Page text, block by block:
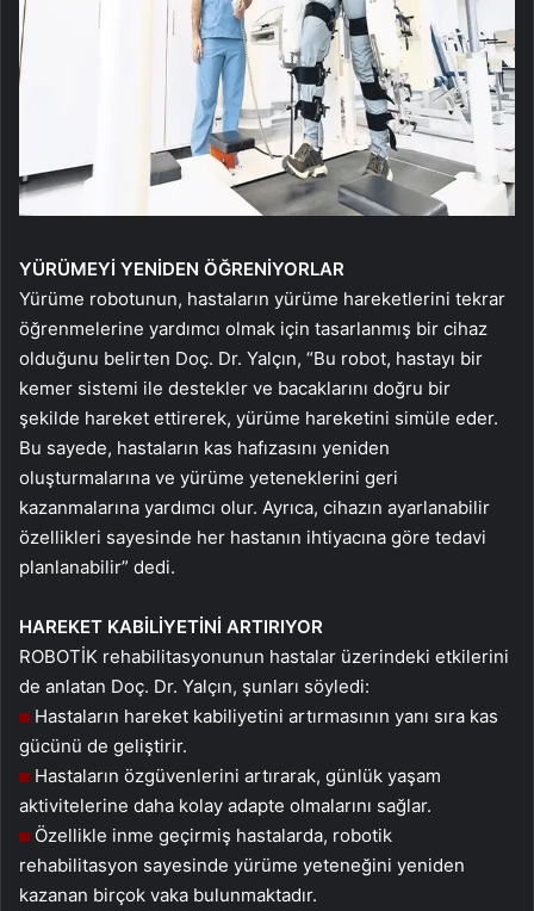
YÜRÜMEYİ YENİDEN ÖĞRENİYORLAR
Yürüme robotunun, hastaların yürüme hareketlerini tekrar
öğrenmelerine yardımcı olmak için tasarlanmış bir cihaz
olduğunu belirten Doç. Dr. Yalçın, “Bu robot, hastayı bir
kemer sistemi ile destekler ve bacaklarını doğru bir
şekilde hareket ettirerek, yürüme hareketini simüle eder.
Bu sayede, hastaların kas hafızasını yeniden
oluşturmalarına ve yürüme yeteneklerini geri
kazanmalarına yardımcı olur. Ayrıca, cihazın ayarlanabilir
özellikleri sayesinde her hastanın ihtiyacına göre tedavi
planlanabilir” dedi.
HAREKET KABİLİYETİNİ ARTIRIYOR
ROBOTİK rehabilitasyonunun hastalar üzerindeki etkilerini
de anlatan Doç. Dr. Yalçın, şunları söyledi:
Hastaların hareket kabiliyetini artırmasının yanı sıra kas
gücünü de geliştirir.
Hastaların özgüvenlerini artırarak, günlük yaşam
aktivitelerine daha kolay adapte olmalarını sağlar.
Özellikle inme geçirmiş hastalarda, robotik
rehabilitasyon sayesinde yürüme yeteneğini yeniden
kazanan birçok vaka bulunmaktadır.